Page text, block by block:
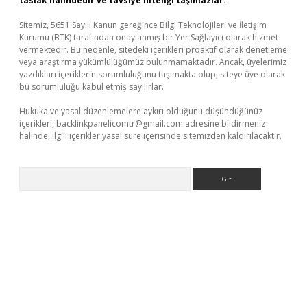
Sitemiz, 5651 Sayılı Kanun gereğince Bilgi Teknolojileri ve İletişim
Kurumu (BTK) tarafından onaylanmış bir Yer Sağlayıcı olarak hizmet
vermektedir. Bu nedenle, sitedeki içerikleri proaktif olarak denetleme
veya araştırma yükümlülüğümüz bulunmamaktadır. Ancak, üyelerimiz
yazdıkları içeriklerin sorumluluğunu taşımakta olup, siteye üye olarak
bu sorumluluğu kabul etmiş sayılırlar.
Hukuka ve yasal düzenlemelere aykırı olduğunu düşündüğünüz
içerikleri, backlinkpanelicomtr@gmail.com adresine bildirmeniz
halinde, ilgili içerikler yasal süre içerisinde sitemizden kaldırılacaktır.